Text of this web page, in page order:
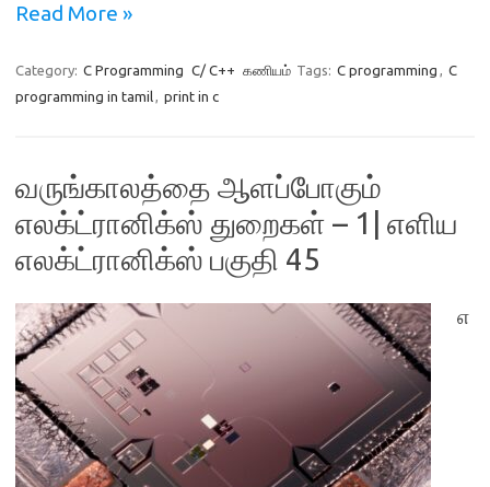
Read More »
Category: C Programming C/ C++ கணியம் Tags: C programming , C
programming in tamil, print in c
வருங்காலத்தை ஆளப்போகும்
எலக்ட்ரானிக்ஸ் துறைகள் – 1| எளிய
எலக்ட்ரானிக்ஸ் பகுதி 45
எ